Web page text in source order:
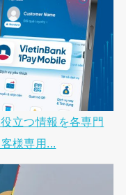
立つ情報を各専門
様専用...